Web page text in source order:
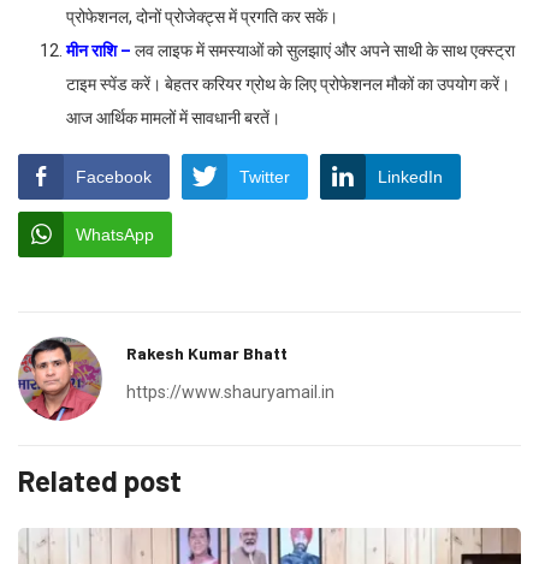
प्रोफेशनल, दोनों प्रोजेक्ट्स में प्रगति कर सकें।
मीन राशि – लव लाइफ में समस्याओं को सुलझाएं और अपने साथी के साथ एक्स्ट्रा
टाइम स्पेंड करें। बेहतर करियर ग्रोथ के लिए प्रोफेशनल मौकों का उपयोग करें।
आज आर्थिक मामलों में सावधानी बरतें।
Facebook Twitter LinkedIn
WhatsApp
Rakesh Kumar Bhatt
https://www.shauryamail.in
Related post